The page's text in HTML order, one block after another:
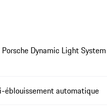
Dynamic Light System
éblouissement automatique